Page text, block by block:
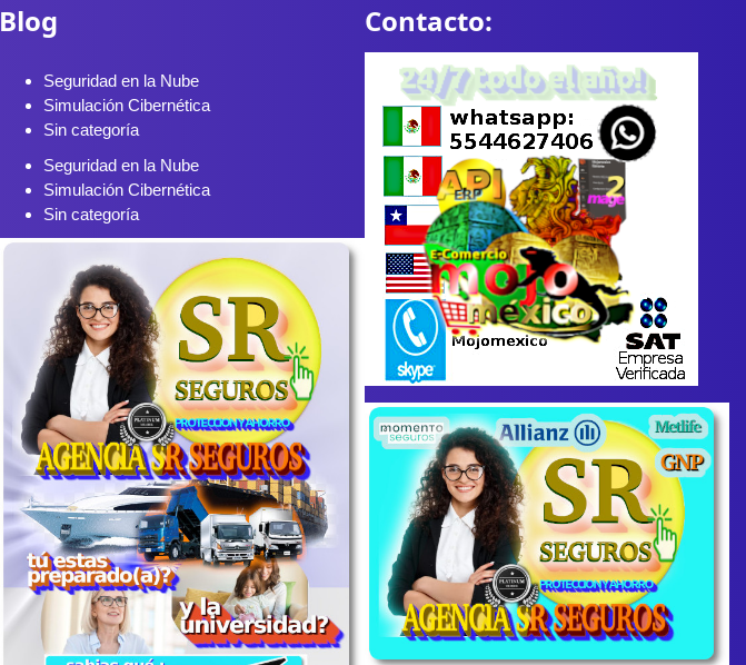
Blog
Seguridad en la Nube
Simulación Cibernética
Sin categoría
Seguridad en la Nube
Simulación Cibernética
Sin categoría
Contacto: